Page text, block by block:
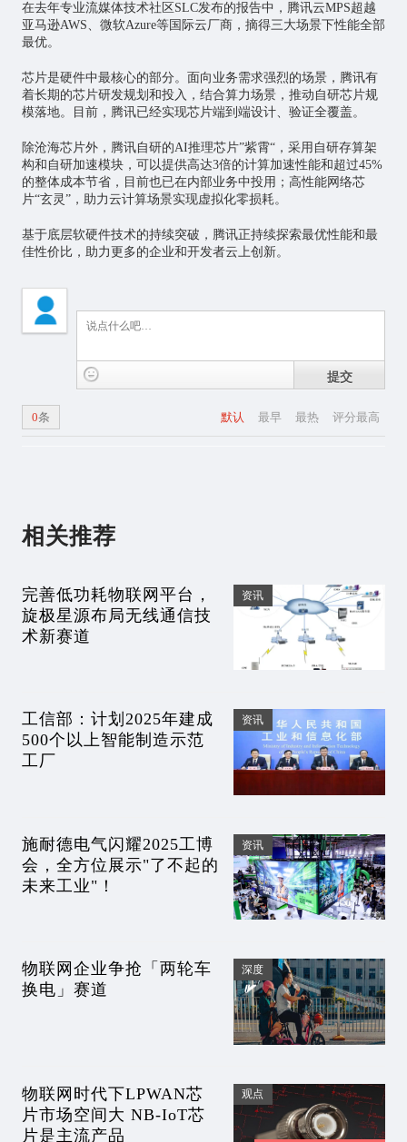
在去年专业流媒体技术社区SLC发布的报告中，腾讯云MPS超越
亚马逊AWS、微软Azure等国际云厂商，摘得三大场景下性能全部
最优。
芯片是硬件中最核心的部分。面向业务需求强烈的场景，腾讯有
着长期的芯片研发规划和投入，结合算力场景，推动自研芯片规
模落地。目前，腾讯已经实现芯片端到端设计、验证全覆盖。
除沧海芯片外，腾讯自研的AI推理芯片”紫霄“，采用自研存算架
构和自研加速模块，可以提供高达3倍的计算加速性能和超过45%
的整体成本节省，目前也已在内部业务中投用；高性能网络芯
片“玄灵”，助力云计算场景实现虚拟化零损耗。
基于底层软硬件技术的持续突破，腾讯正持续探索最优性能和最
佳性价比，助力更多的企业和开发者云上创新。
提交
默认 最早 最热 评分最高
0条
相关推荐
完善低功耗物联网平台，
旋极星源布局无线通信技
术新赛道
资讯
工信部：计划2025年建成
500个以上智能制造示范
工厂
资讯
施耐德电气闪耀2025工博
会，全方位展示"了不起的
未来工业"！
资讯
物联网企业争抢「两轮车
换电」赛道
深度
物联网时代下LPWAN芯
片市场空间大 NB-IoT芯
片是主流产品
观点